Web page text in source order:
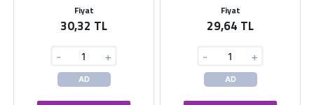
Fiyat
30,32 TL
- +
AD
Fiyat
29,64 TL
- +
AD